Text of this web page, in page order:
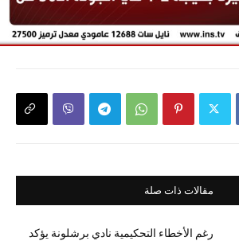
مقالات ذات صلة
رغم الأخطاء التحكيمية نادي برشلونة يؤكد